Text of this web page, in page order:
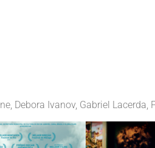
Debora Ivanov, Gabriel